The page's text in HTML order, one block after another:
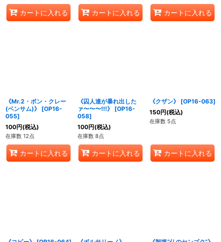
カートに入れる カートに入れる カートに入れる
《Mr.2・ボン・クレー
(ベンサム)》
[OP16-
055]
100円(税込)
在庫数 12点
カートに入れる
《囚人達が暴れ出した
ァ〜〜〜!!!》
[OP16-
058]
100円(税込)
在庫数 8点
カートに入れる
《クザン》 [OP16-063]
150円(税込)
在庫数 5点
カートに入れる